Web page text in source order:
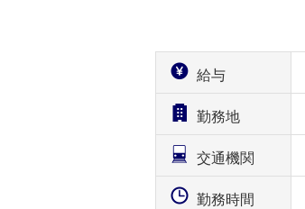
給与
勤務地
交通機関
勤務時間